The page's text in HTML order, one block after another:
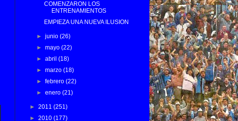
COMENZARON LOS
ENTRENAMIENTOS
EMPIEZA UNA NUEVA ILUSION
►junio(26)
►mayo(22)
►abril(18)
►marzo(18)
►febrero(22)
►enero(21)
► 2011 (251)
► 2010 (177)